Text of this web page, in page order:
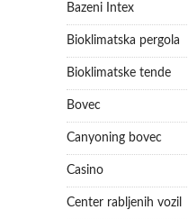
Bazeni Intex
Bioklimatska pergola
Bioklimatske tende
Bovec
Canyoning bovec
Casino
Center rabljenih vozil